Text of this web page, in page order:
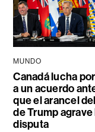
MUNDO
Canadá lucha
a un acuerdo
que el arancel
de Trump agrave
disputa